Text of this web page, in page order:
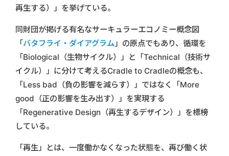
再生する）」を挙げている。
同財団が掲げる有名なサーキュラーエコノミー概念図
「バタフライ・ダイアグラム」の原点でもあり、循環を
「Biological（生物サイクル）」と「Technical（技術サ
イクル）」に分けて考えるCradle to Cradleの概念も、
「Less bad（負の影響を減らす）」ではなく「More
good（正の影響を生み出す）」を実現する
「Regenerative Design（再生するデザイン）」を標榜
している。
「再生」とは、一度働かなくなった状態を、再び働く状